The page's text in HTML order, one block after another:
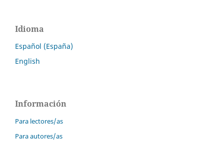
Idioma
Español (España)
English
Información
Para lectores/as
Para autores/as